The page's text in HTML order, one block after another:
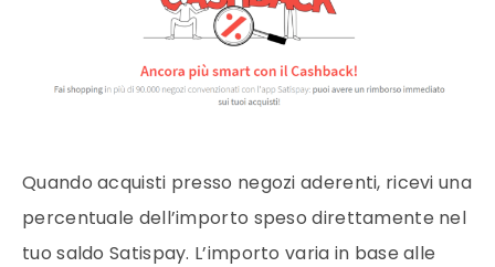
Quando acquisti presso negozi aderenti, ricevi una
percentuale dell’importo speso direttamente nel
tuo saldo Satispay. L’importo varia in base alle